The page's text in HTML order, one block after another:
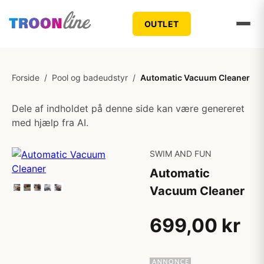
OUTLET
Forside / Pool og badeudstyr / Automatic Vacuum Cleaner
Dele af indholdet på denne side kan være genereret
med hjælp fra AI.
SWIM AND FUN
Automatic
Vacuum Cleaner
699,00 kr